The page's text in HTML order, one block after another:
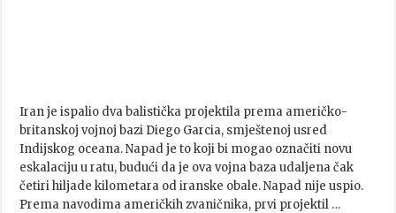
Iran je ispalio dva balistička projektila prema američko-
britanskoj vojnoj bazi Diego Garcia, smještenoj usred
Indijskog oceana. Napad je to koji bi mogao označiti novu
eskalaciju u ratu, budući da je ova vojna baza udaljena čak
četiri hiljade kilometara od iranske obale. Napad nije uspio.
Prema navodima američkih zvaničnika, prvi projektil …